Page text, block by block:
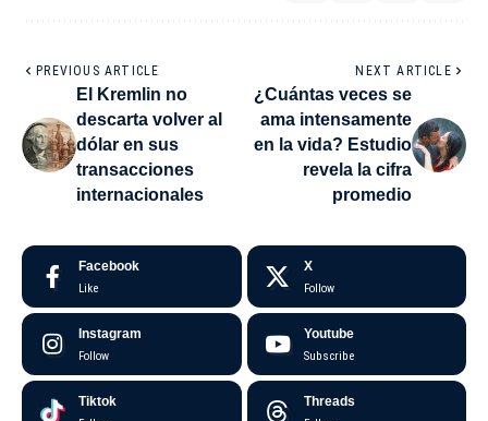
PREVIOUS ARTICLE
El Kremlin no
descarta volver al
dólar en sus
transacciones
internacionales
NEXT ARTICLE
¿Cuántas veces se
ama intensamente
en la vida? Estudio
revela la cifra
promedio
Facebook
Like
X
Follow
Instagram
Follow
Youtube
Subscribe
Tiktok Threads